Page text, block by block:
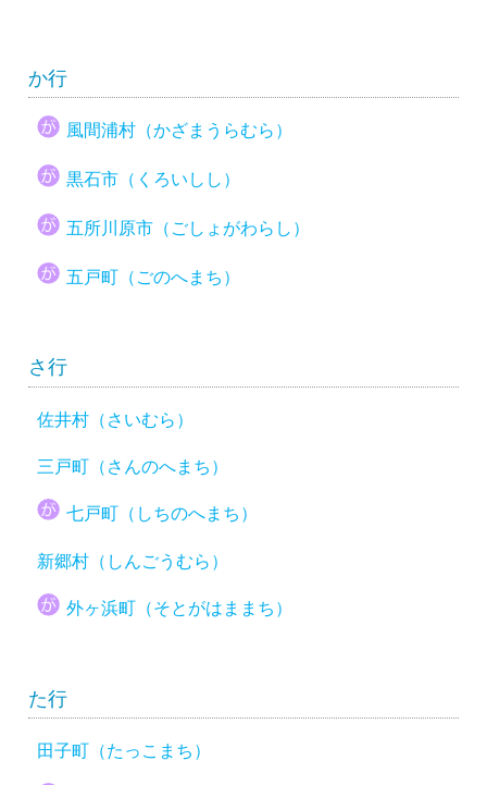
か行
風間浦村（かざまうらむら）
黒石市（くろいしし）
五所川原市（ごしょがわらし）
五戸町（ごのへまち）
さ行
佐井村（さいむら）
三戸町（さんのへまち）
七戸町（しちのへまち）
新郷村（しんごうむら）
外ヶ浜町（そとがはままち）
た行
田子町（たっこまち）